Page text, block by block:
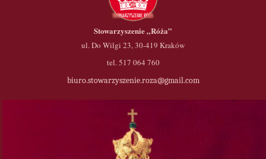
Stowarzyszenie„Róża”
ul. Do Wilgi 23, 30-419 Kraków
tel. 517 064 760
biuro.stowarzyszenie.roza@gmail.com